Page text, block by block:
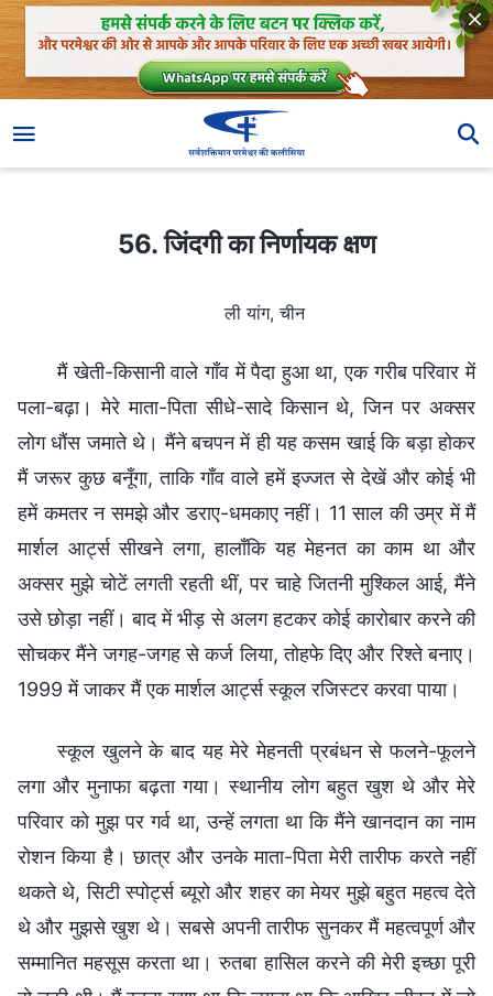
56. जिंदगी का निर्णायक क्षण
ली यांग, चीन
मैं खेती-किसानी वाले गाँव में पैदा हुआ था, एक गरीब परिवार में
पला-बढ़ा। मेरे माता-पिता सीधे-सादे किसान थे, जिन पर अक्सर
लोग धौंस जमाते थे। मैंने बचपन में ही यह कसम खाई कि बड़ा होकर
मैं जरूर कुछ बनूँगा, ताकि गाँव वाले हमें इज्जत से देखें और कोई भी
हमें कमतर न समझे और डराए-धमकाए नहीं। 11 साल की उम्र में मैं
मार्शल आर्ट्स सीखने लगा, हालाँकि यह मेहनत का काम था और
अक्सर मुझे चोटें लगती रहती थीं, पर चाहे जितनी मुश्किल आई, मैंने
उसे छोड़ा नहीं। बाद में भीड़ से अलग हटकर कोई कारोबार करने की
सोचकर मैंने जगह-जगह से कर्ज लिया, तोहफे दिए और रिश्ते बनाए।
1999 में जाकर मैं एक मार्शल आर्ट्स स्कूल रजिस्टर करवा पाया।
स्कूल खुलने के बाद यह मेरे मेहनती प्रबंधन से फलने-फूलने
लगा और मुनाफा बढ़ता गया। स्थानीय लोग बहुत खुश थे और मेरे
परिवार को मुझ पर गर्व था, उन्हें लगता था कि मैंने खानदान का नाम
रोशन किया है। छात्र और उनके माता-पिता मेरी तारीफ करते नहीं
थकते थे, सिटी स्पोर्ट्स ब्यूरो और शहर का मेयर मुझे बहुत महत्व देते
थे और मुझसे खुश थे। सबसे अपनी तारीफ सुनकर मैं महत्वपूर्ण और
सम्मानित महसूस करता था। रुतबा हासिल करने की मेरी इच्छा पूरी